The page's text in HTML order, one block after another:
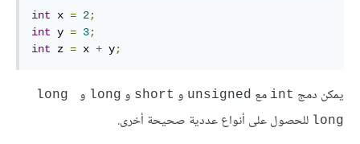
int x = 2;
int y = 3;
int z = x + y;
يمكن دمج int مع ‎unsigned‎ و ‎short‎ و ‎long‎ و
‎long
long‎ للحصول على أنواع عددية صحيحة أخرى.